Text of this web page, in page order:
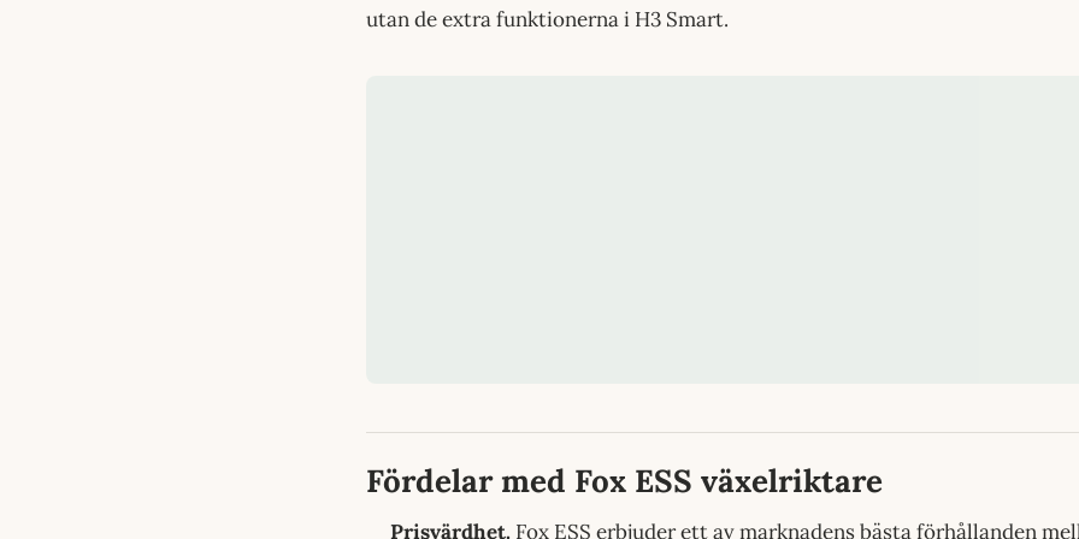
utan de extra funktionerna i H3 Smart.
Fördelar med Fox ESS växelriktare
Prisvärdhet. Fox ESS erbjuder ett av marknadens bästa förhållanden